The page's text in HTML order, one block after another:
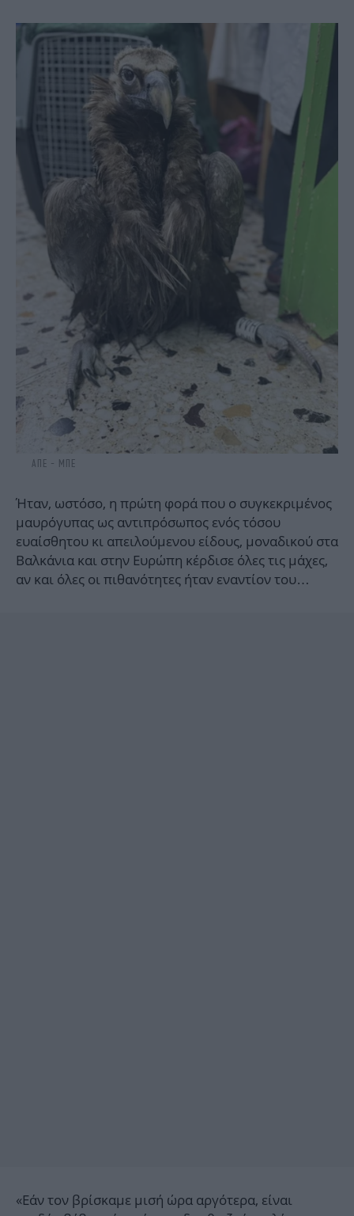
ΑΠΕ - ΜΠΕ
Ήταν, ωστόσο, η πρώτη φορά που ο συγκεκριμένος
μαυρόγυπας ως αντιπρόσωπος ενός τόσου
ευαίσθητου κι απειλούμενου είδους, μοναδικού στα
Βαλκάνια και στην Ευρώπη κέρδισε όλες τις μάχες,
αν και όλες οι πιθανότητες ήταν εναντίον του…
«Εάν τον βρίσκαμε μισή ώρα αργότερα, είναι